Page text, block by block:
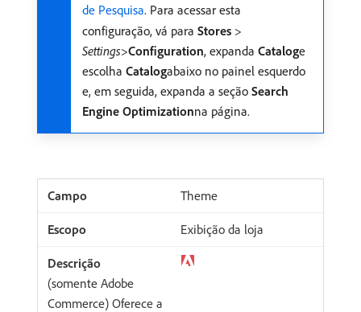
de Pesquisa. Para acessar esta
configuração, vá para Stores >
Settings>Configuration, expanda Catalog​e
escolha Catalog​abaixo no painel esquerdo
e, em seguida, expanda a seção Search
Engine Optimization​na página.
Theme
Exibição da loja
(somente Adobe
Commerce) Oferece a